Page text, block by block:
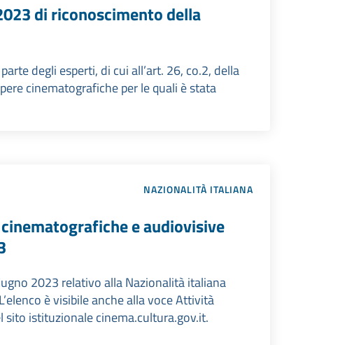
di riconoscimento della
degli esperti, di cui all’art. 26, co.2, della
cinematografiche per le quali è stata
NAZIONALITÀ ITALIANA
e audiovisive
2023 relativo alla Nazionalità italiana
è visibile anche alla voce Attività
istituzionale cinema.cultura.gov.it.